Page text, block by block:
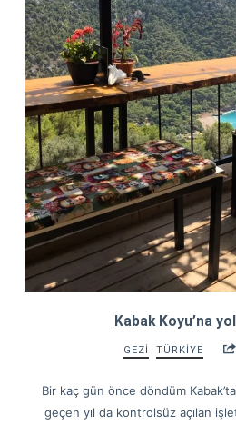
Kabak Koyu’na
GEZİ TÜRKİYE
Bir kaç gün önce döndüm
geçen yıl da kontrolsüz açılan